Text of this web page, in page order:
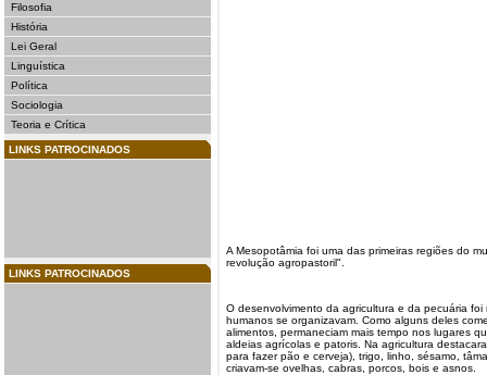
Filosofia
História
Lei Geral
Linguística
Política
Sociologia
Teoria e Crítica
LINKS PATROCINADOS
LINKS PATROCINADOS
A Mesopotâmia foi uma das primeiras regiões do
revolução agropastoril".
O desenvolvimento da agricultura e da pecuária foi
humanos se organizavam. Como alguns deles
alimentos, permaneciam mais tempo nos lugares
aldeias agrícolas e patoris. Na agricultura
para fazer pão e cerveja), trigo, linho, sésamo,
criavam-se ovelhas, cabras, porcos, bois e asnos.